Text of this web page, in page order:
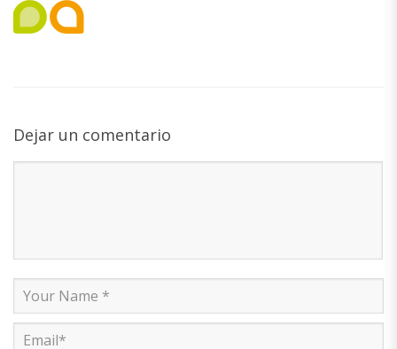
Dejar un comentario